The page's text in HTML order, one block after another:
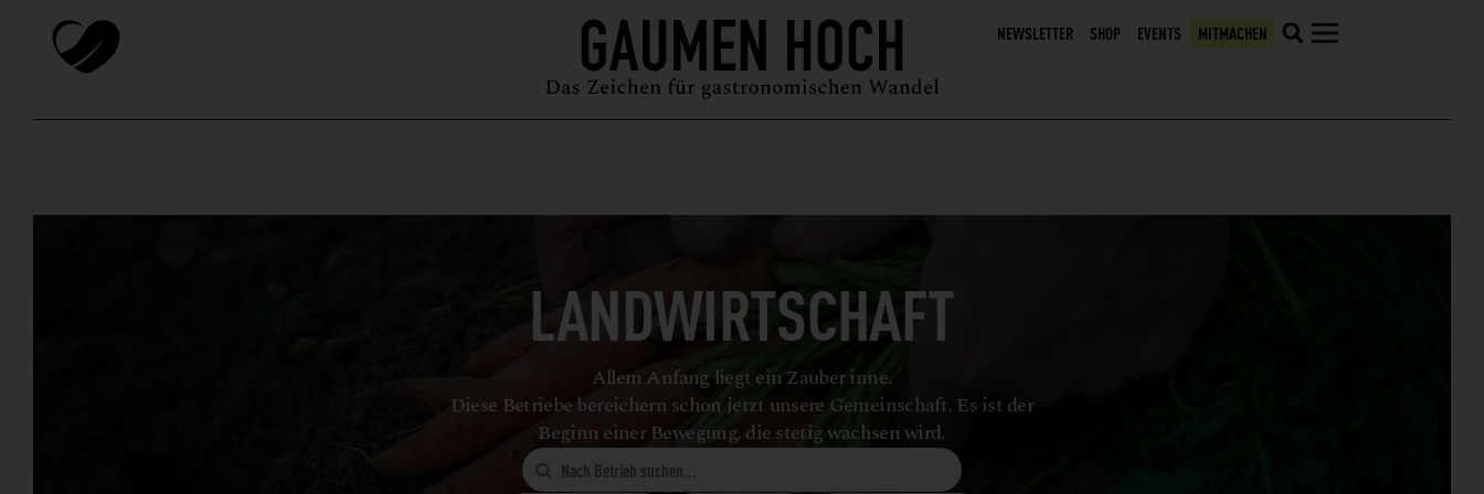
NEWSLETTER SHOP EVENTS MITMACHEN
MAGAZIN GUIDE PODCAST ÜBER UNS SYMPOSIUM
LANDWIRTSCHAFT
Allem Anfang liegt ein Zauber inne.
Diese Betriebe bereichern schon jetzt unsere Gemeinschaft. Es ist der
Beginn einer Bewegung, die stetig wachsen wird.
